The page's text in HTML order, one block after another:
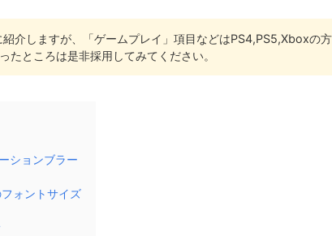
紹介しますが、「ゲームプレイ」項目などはPS4,PS5,Xboxの
たところは是非採用してみてください。
ションブラー
フォントサイズ